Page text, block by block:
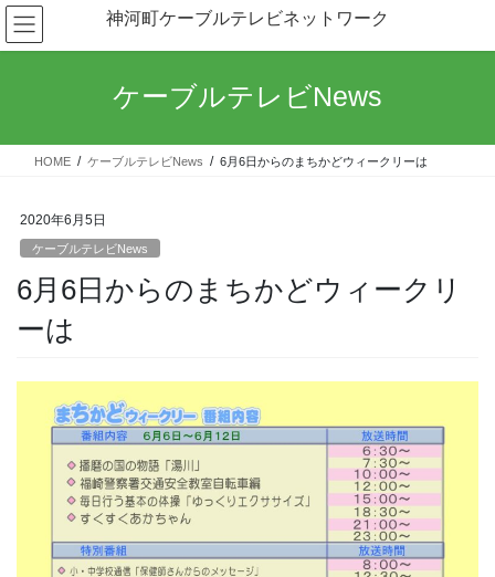
コ
ン
テ
ス
ナ
ビ
ゲ
ン
神河町ケーブルテレビネットワーク
ケーブルテレビNews
HOME ケーブルテレビNews 6月6日からのまちかどウィークリーは
2020年6月5日
ケーブルテレビNews
6月6日からのまちかどウィークリ
ーは